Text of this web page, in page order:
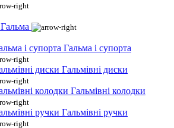
Гальма
Гальма і супорта
Гальмівні диски
Гальмівні колодки
Гальмівні ручки